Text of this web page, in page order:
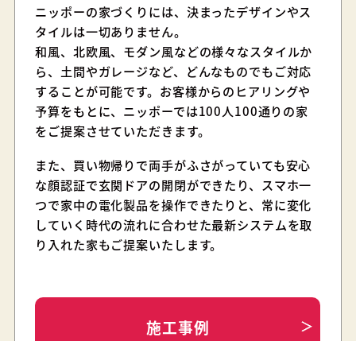
ニッポーの家づくりには、決まったデザインやス
タイルは一切ありません。
和風、北欧風、モダン風などの様々なスタイルか
ら、土間やガレージなど、どんなものでもご対応
することが可能です。お客様からのヒアリングや
予算をもとに、ニッポーでは100人100通りの家
をご提案させていただきます。
また、買い物帰りで両手がふさがっていても安心
な顔認証で玄関ドアの開閉ができたり、スマホ一
つで家中の電化製品を操作できたりと、常に変化
していく時代の流れに合わせた最新システムを取
り入れた家もご提案いたします。
施工事例